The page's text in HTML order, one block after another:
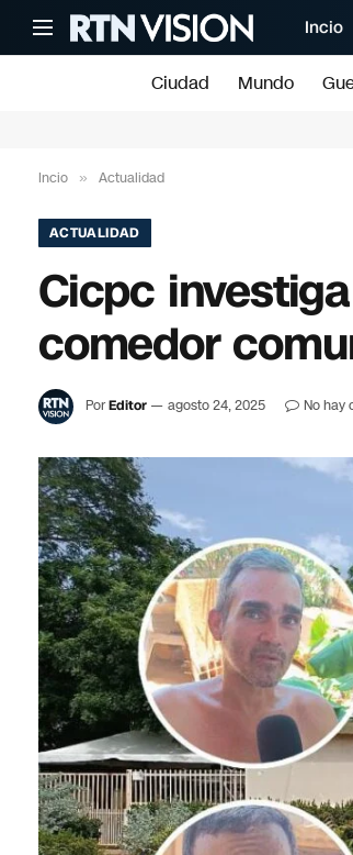
Incio
Ciudad Mundo
Incio » Actualidad
ACTUALIDAD
Cicpc
comedor
PorEditor agosto 24, 2025 No hay